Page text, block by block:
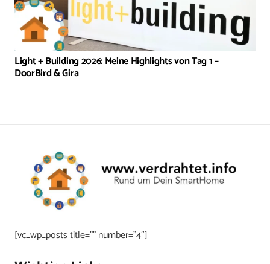
Light + Building 2026: Meine Highlights von Tag 1 –
DoorBird & Gira
[vc_wp_posts title=”” number=”4″]